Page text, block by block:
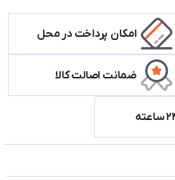
امکان پرداخت در محل
ضمانت اصالت کالا